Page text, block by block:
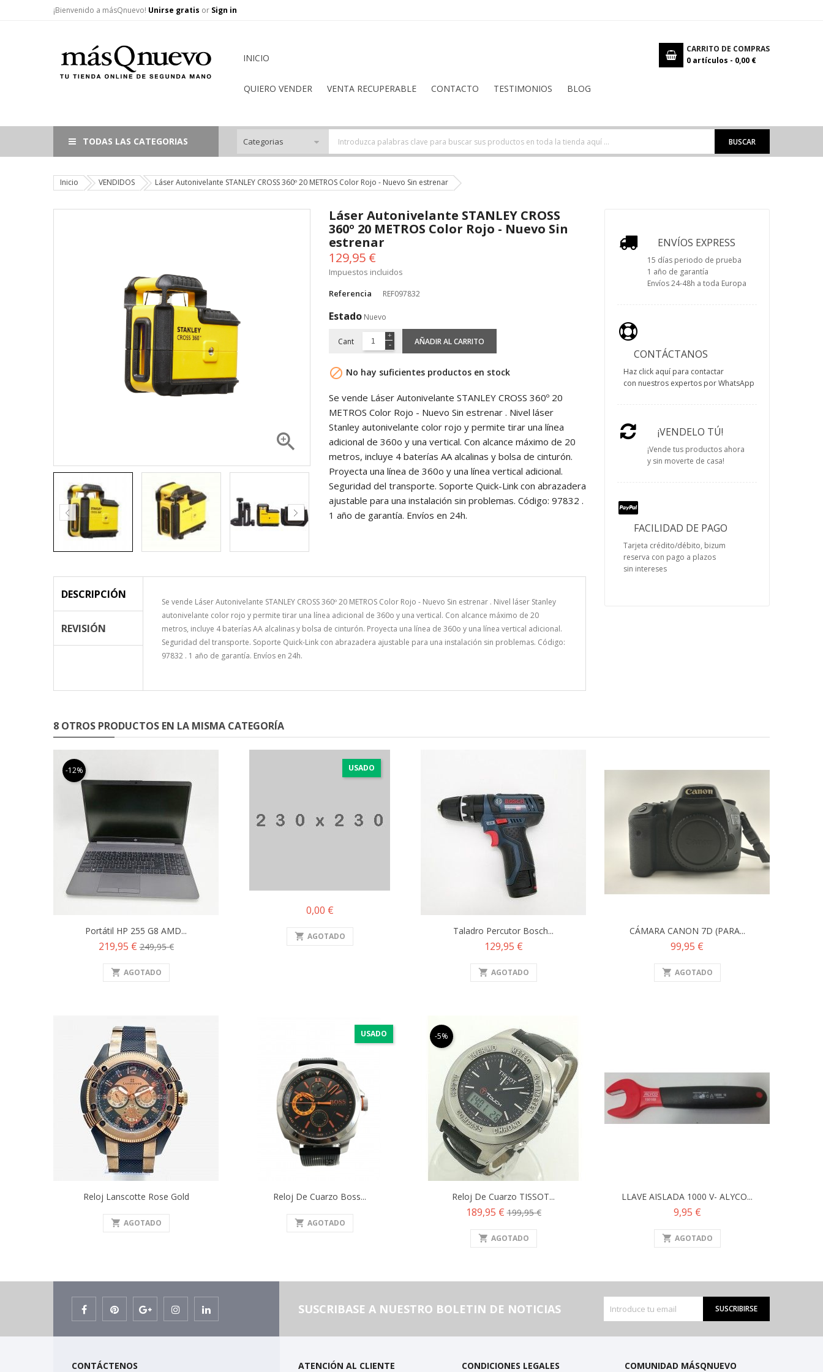
¡Bienvenido a másQnuevo! Unirse gratis or Sign in
INICIO
QUIERO VENDER VENTA RECUPERABLE CONTACTO TESTIMONIOS BLOG
CARRITO DE COMPRAS
0 artículos - 0,00 €
BUSCAR
TODAS LAS CATEGORIAS
Inicio VENDIDOS Láser Autonivelante STANLEY CROSS 360º 20 METROS Color Rojo - Nuevo Sin estrenar

Láser Autonivelante STANLEY CROSS
360º 20 METROS Color Rojo - Nuevo Sin
estrenar
129,95 €
Impuestos incluidos
Referencia
REF097832
Estado Nuevo
Cant AÑADIR AL CARRITO
 No hay suficientes productos en stock
Se vende Láser Autonivelante STANLEY CROSS 360º 20
METROS Color Rojo - Nuevo Sin estrenar . Nivel láser
Stanley autonivelante color rojo y permite tirar una línea
adicional de 360o y una vertical. Con alcance máximo de 20
metros, incluye 4 baterías AA alcalinas y bolsa de cinturón.
Proyecta una línea de 360o y una línea vertical adicional.
Seguridad del transporte. Soporte Quick-Link con abrazadera
ajustable para una instalación sin problemas. Código: 97832 .
1 año de garantía. Envíos en 24h.
DESCRIPCIÓN
REVISIÓN
Se vende Láser Autonivelante STANLEY CROSS 360º 20 METROS Color Rojo - Nuevo Sin estrenar . Nivel láser Stanley
autonivelante color rojo y permite tirar una línea adicional de 360o y una vertical. Con alcance máximo de 20
metros, incluye 4 baterías AA alcalinas y bolsa de cinturón. Proyecta una línea de 360o y una línea vertical adicional.
Seguridad del transporte. Soporte Quick-Link con abrazadera ajustable para una instalación sin problemas. Código:
97832 . 1 año de garantía. Envíos en 24h.
ENVÍOS EXPRESS
15 días periodo de prueba
1 año de garantía
Envíos 24-48h a toda Europa
CONTÁCTANOS
Haz click aquí para contactar
con nuestros expertos por WhatsApp
¡VENDELO TÚ!
¡Vende tus productos ahora
y sin moverte de casa!
FACILIDAD DE PAGO
Tarjeta crédito/débito, bizum
reserva con pago a plazos
sin intereses
8 OTROS PRODUCTOS EN LA MISMA CATEGORÍA
-12%
Portátil HP 255 G8 AMD...
Precio
219,95 €Precio
249,95 €
shopping_cart AGOTADO
USADO
Precio
0,00 €
shopping_cart AGOTADO Taladro Percutor Bosch...
Precio
129,95 €
shopping_cart AGOTADO
CÁMARA CANON 7D (PARA...
Precio
99,95 €
shopping_cart AGOTADO
Reloj Lanscotte Rose Gold
shopping_cart AGOTADO
USADO
Reloj De Cuarzo Boss...
shopping_cart AGOTADO
-5%
Reloj De Cuarzo TISSOT...
Precio
189,95 €Precio
199,95 €
shopping_cart AGOTADO
LLAVE AISLADA 1000 V- ALYCO...
Precio
9,95 €
shopping_cart AGOTADO
SUSCRIBASE A NUESTRO BOLETIN DE NOTICIAS SUSCRIBIRSE
CONTÁCTENOS ATENCIÓN AL CLIENTE CONDICIONES LEGALES COMUNIDAD MÁSQNUEVO